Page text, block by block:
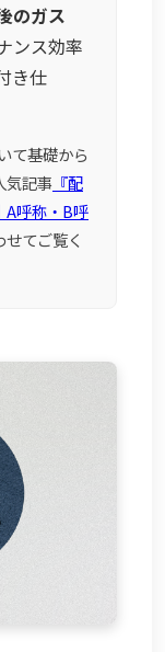
のガス
ンス効率
き仕
て基礎から
気記事 『配
A呼称・B呼
せてご覧く